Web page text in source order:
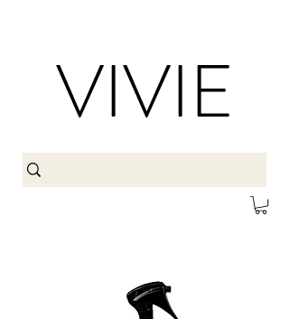
VIVIE